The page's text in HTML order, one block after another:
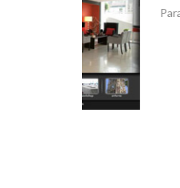
Para vender más y